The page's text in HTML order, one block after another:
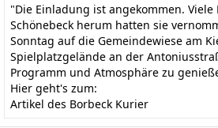
"Die Einladung ist angekommen.
Schönebeck herum hatten sie
Sonntag auf die Gemeindewiese am
Spielplatzgelände an der
Programm und Atmosphäre zu
Hier geht's zum:
Artikel des Borbeck Kurier